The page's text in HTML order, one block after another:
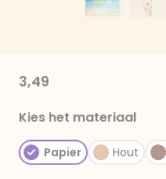
3,49
Kies het materiaal
Papier Hout